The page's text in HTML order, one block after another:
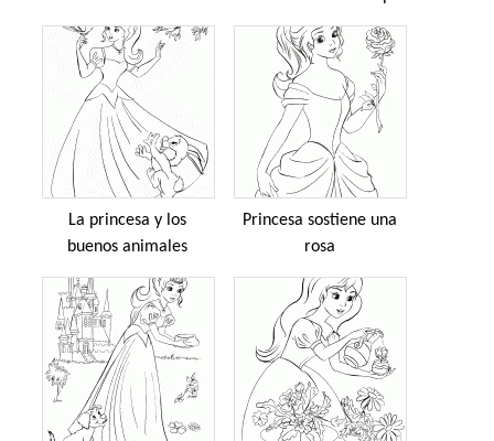
La princesa y los
buenos animales
Princesa sostiene una
rosa